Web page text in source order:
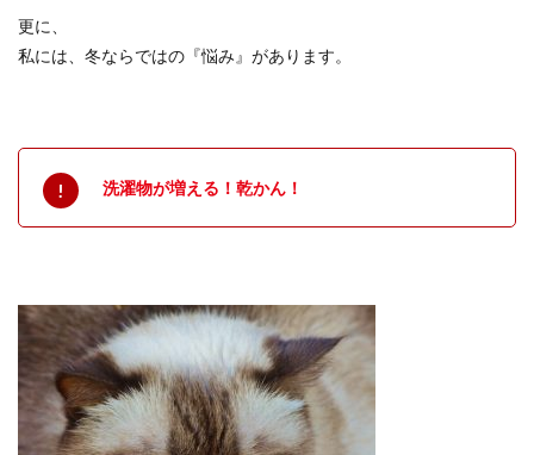
更に、
私には、冬ならではの『悩み』があります。
洗濯物が増える！乾かん！